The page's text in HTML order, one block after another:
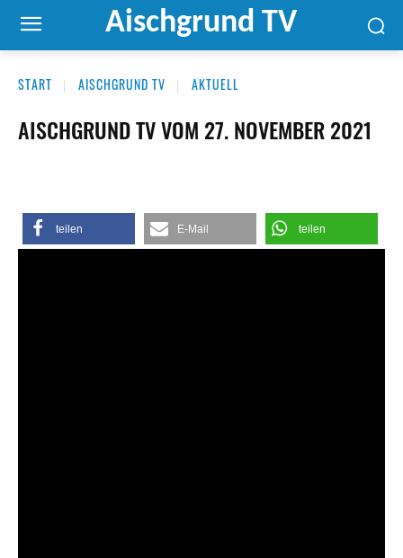
Aischgrund TV
START AISCHGRUND TV AKTUELL
AISCHGRUND TV VOM 27. NOVEMBER 2021
teilen E-Mail teilen